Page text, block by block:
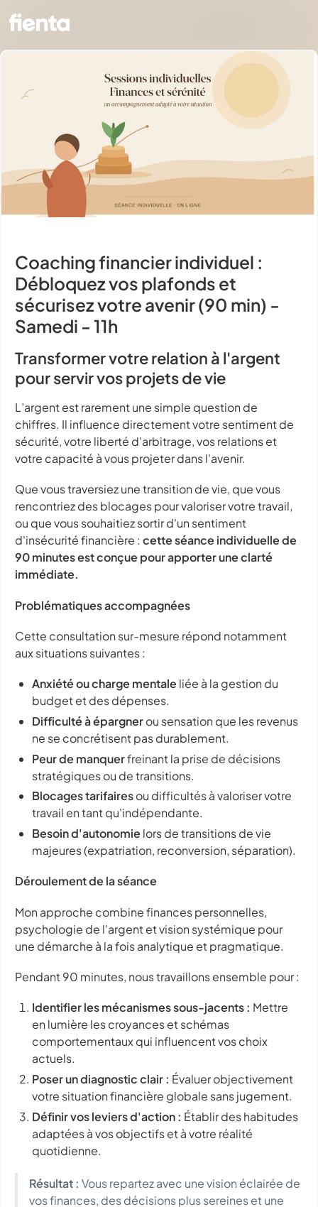
Coaching financier individuel :
Débloquez vos plafonds et
sécurisez votre avenir (90 min) -
Samedi - 11h
Transformer votre relation à l'argent
pour servir vos projets de vie
L’argent est rarement une simple question de
chiffres. Il influence directement votre sentiment de
sécurité, votre liberté d'arbitrage, vos relations et
votre capacité à vous projeter dans l'avenir.
Que vous traversiez une transition de vie, que vous
rencontriez des blocages pour valoriser votre travail,
ou que vous souhaitiez sortir d'un sentiment
d'insécurité financière : cette séance individuelle de
90 minutes est conçue pour apporter une clarté
immédiate.
Problématiques accompagnées
Cette consultation sur-mesure répond notamment
aux situations suivantes :
Anxiété ou charge mentale liée à la gestion du
budget et des dépenses.
Difficulté à épargnerou sensation que les revenus
ne se concrétisent pas durablement.
Peur de manquerfreinant la prise de décisions
stratégiques ou de transitions.
Blocages tarifairesou difficultés à valoriser votre
travail en tant qu'indépendante.
Besoin d'autonomie lors de transitions de vie
majeures (expatriation, reconversion, séparation).
Déroulement de la séance
Mon approche combine finances personnelles,
psychologie de l'argent et vision systémique pour
une démarche à la fois analytique et pragmatique.
Pendant 90 minutes, nous travaillons ensemble pour :
Identifier les mécanismes sous-jacents : Mettre
en lumière les croyances et schémas
comportementaux qui influencent vos choix
actuels.
Poser un diagnostic clair : Évaluer objectivement
votre situation financière globale sans jugement.
Définir vos leviers d'action : Établir des habitudes
adaptées à vos objectifs et à votre réalité
quotidienne.
Résultat : Vous repartez avec une vision éclairée de
vos finances, des décisions plus sereines et une